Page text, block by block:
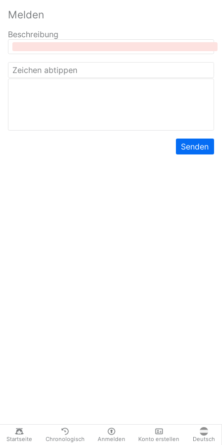
Startseite Chronologisch Anmelden Konto erstellen Deutsch
Melden
Beschreibung
Senden